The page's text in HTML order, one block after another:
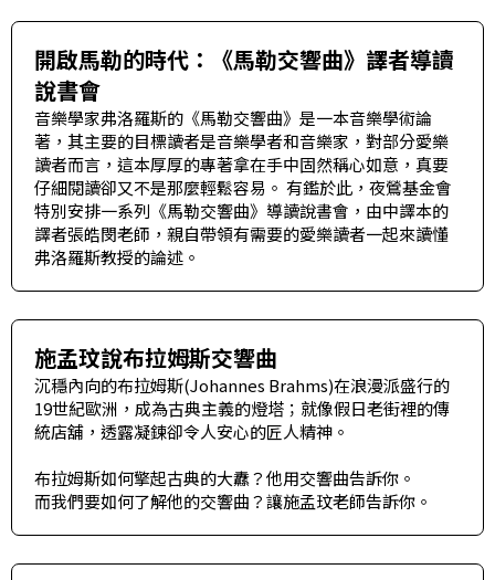
開啟馬勒的時代：《馬勒交響曲》譯者導讀
說書會
音樂學家弗洛羅斯的《馬勒交響曲》是一本音樂學術論
著，其主要的目標讀者是音樂學者和音樂家，對部分愛樂
讀者而言，這本厚厚的專著拿在手中固然稱心如意，真要
仔細閱讀卻又不是那麼輕鬆容易。 有鑑於此，夜鶯基金會
特別安排一系列《馬勒交響曲》導讀說書會，由中譯本的
譯者張皓閔老師，親自帶領有需要的愛樂讀者一起來讀懂
弗洛羅斯教授的論述。
施孟玟說布拉姆斯交響曲
沉穩內向的布拉姆斯(Johannes Brahms)在浪漫派盛行的
19世紀歐洲，成為古典主義的燈塔；就像假日老街裡的傳
統店舖，透露凝鍊卻令人安心的匠人精神。
布拉姆斯如何擎起古典的大纛？他用交響曲告訴你。
而我們要如何了解他的交響曲？讓施孟玟老師告訴你。